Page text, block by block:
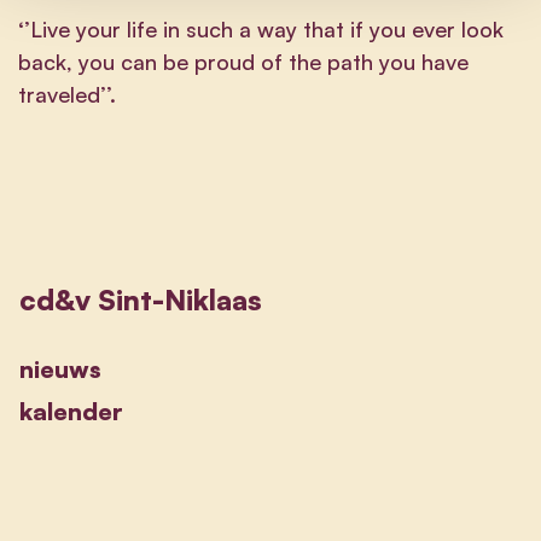
‘’Live your life in such a way that if you ever look
back, you can be proud of the path you have
traveled’’.
cd&v Sint-Niklaas
nieuws
kalender